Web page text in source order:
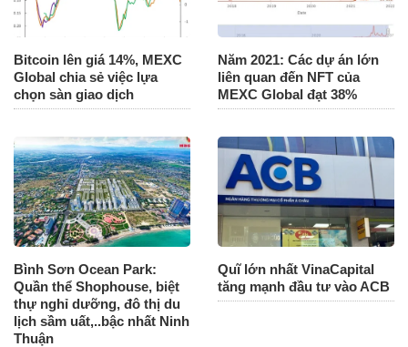
Bitcoin lên giá 14%, MEXC
Global chia sẻ việc lựa
chọn sàn giao dịch
Năm 2021: Các dự án lớn
liên quan đến NFT của
MEXC Global đạt 38%
Bình Sơn Ocean Park:
Quần thể Shophouse, biệt
thự nghỉ dưỡng, đô thị du
lịch sầm uất,..bậc nhất Ninh
Thuận
Quĩ lớn nhất VinaCapital
tăng mạnh đầu tư vào ACB